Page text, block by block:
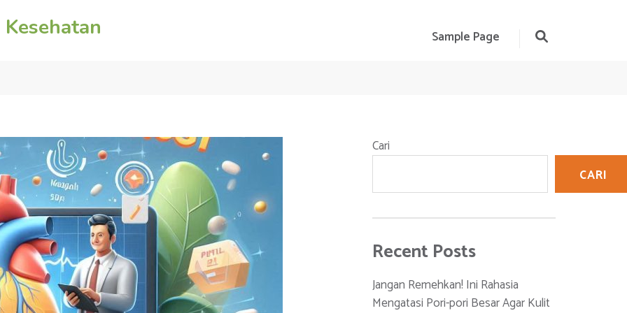
Sample Page
Cari
CARI
Recent Posts
Jangan Remehkan! Ini Rahasia
Mengatasi Pori-pori Besar Agar Kulit